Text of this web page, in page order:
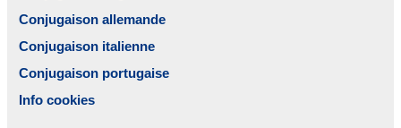
Conjugaison allemande
Conjugaison italienne
Conjugaison portugaise
Info cookies